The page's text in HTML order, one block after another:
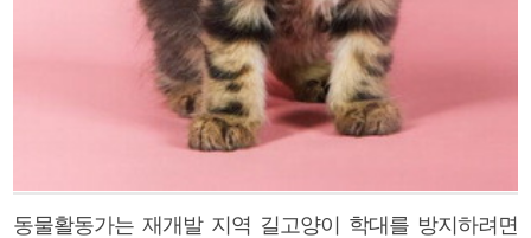
동물활동가는 재개발 지역 길고양이 학대를 방지하려면